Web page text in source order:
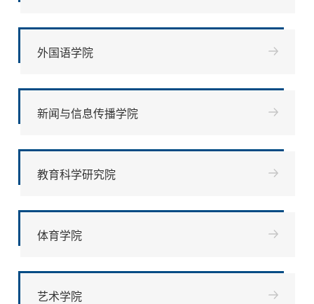
外国语学院
新闻与信息传播学院
教育科学研究院
体育学院
艺术学院